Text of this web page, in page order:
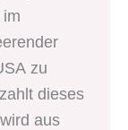
zu
dieses
aus